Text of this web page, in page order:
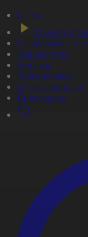
Басты
Тікелей эфир
Бағдарлама
Жаңалықтар
Жобалар
Телехикаялар
Мультсериалдар
Видеоархив